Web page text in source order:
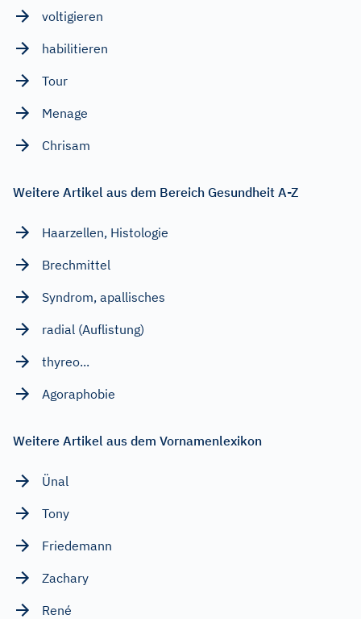
voltigieren
habilitieren
Tour
Menage
Chrisam
Weitere Artikel aus dem Bereich Gesundheit A-Z
Haarzellen, Histologie
Brechmittel
Syndrom, apallisches
radial (Auflistung)
thyreo...
Agoraphobie
Weitere Artikel aus dem Vornamenlexikon
Ünal
Tony
Friedemann
Zachary
René